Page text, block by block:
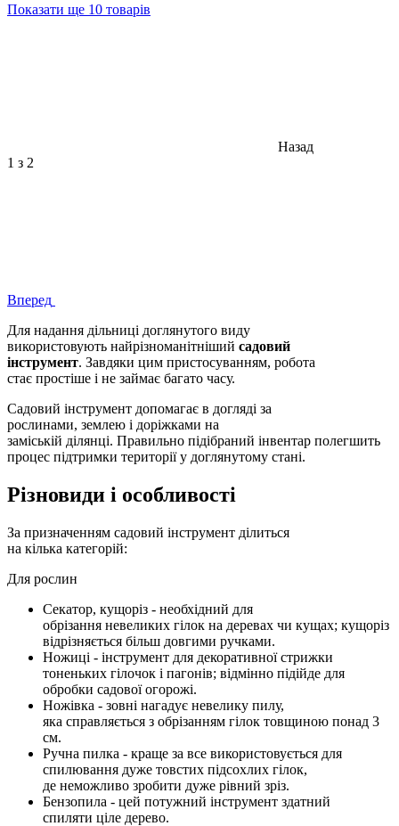
Показати ще 10 товарів
Назад
1 з 2
Вперед
Для надання дільниці доглянутого виду
використовують найрізноманітніший садовий
інструмент. Завдяки цим пристосуванням, робота
стає простіше і не займає багато часу.
Садовий інструмент допомагає в догляді за
рослинами, землею і доріжками на
заміській ділянці. Правильно підібраний інвентар полегшить
процес підтримки території у доглянутому стані.
Різновиди і особливості
За призначенням садовий інструмент ділиться
на кілька категорій:
Для рослин
Секатор, кущоріз - необхідний для
обрізання невеликих гілок на деревах чи кущах; кущоріз
відрізняється більш довгими ручками.
Ножиці - інструмент для декоративної стрижки
тоненьких гілочок і пагонів; відмінно підійде для
обробки садової огорожі.
Ножівка - зовні нагадує невелику пилу,
яка справляється з обрізанням гілок товщиною понад 3
см.
Ручна пилка - краще за все використовується для
спилювання дуже товстих підсохлих гілок,
де неможливо зробити дуже рівний зріз.
Бензопила - цей потужний інструмент здатний
спиляти ціле дерево.